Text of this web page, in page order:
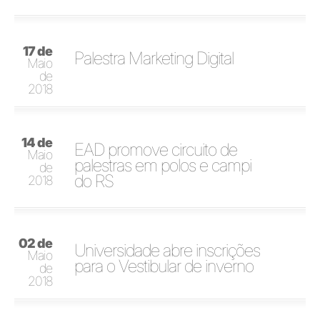
17 de
Maio
de
2018
Palestra Marketing Digital
14 de
Maio
de
2018
EAD promove circuito de
palestras em polos e campi
do RS
02 de
Maio
de
2018
Universidade abre inscrições
para o Vestibular de inverno